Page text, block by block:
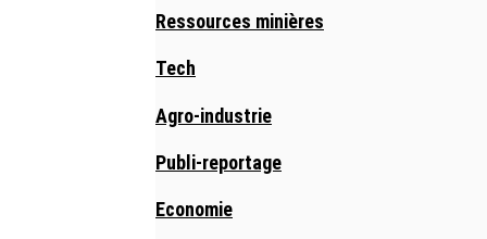
Ressources minières
Tech
Agro-industrie
Publi-reportage
Economie